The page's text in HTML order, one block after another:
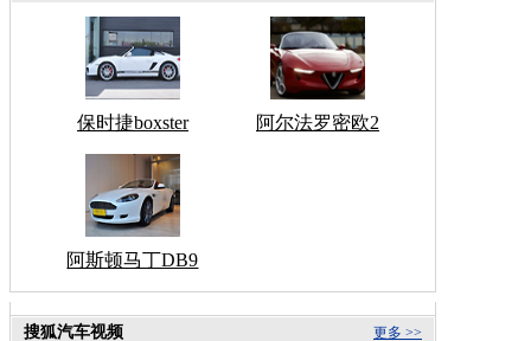
保时捷boxster 阿尔法罗密欧2
阿斯顿马丁DB9
更多 >>
搜狐汽车视频